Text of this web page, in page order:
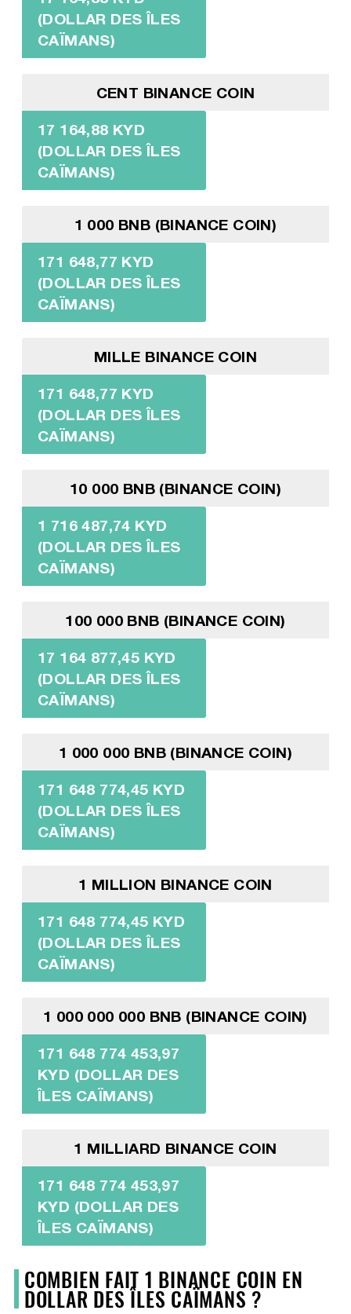
(DOLLAR DES ÎLES
CAÏMANS)
CENT BINANCE COIN
17 164,88 KYD
(DOLLAR DES ÎLES
CAÏMANS)
1 000 BNB (BINANCE COIN)
171 648,77 KYD
(DOLLAR DES ÎLES
CAÏMANS)
MILLE BINANCE COIN
171 648,77 KYD
(DOLLAR DES ÎLES
CAÏMANS)
10 000 BNB (BINANCE COIN)
1 716 487,74 KYD
(DOLLAR DES ÎLES
CAÏMANS)
100 000 BNB (BINANCE COIN)
17 164 877,45 KYD
(DOLLAR DES ÎLES
CAÏMANS)
1 000 000 BNB (BINANCE COIN)
171 648 774,45 KYD
(DOLLAR DES ÎLES
CAÏMANS)
1 MILLION BINANCE COIN
171 648 774,45 KYD
(DOLLAR DES ÎLES
CAÏMANS)
1 000 000 000 BNB (BINANCE COIN)
171 648 774 453,97
KYD (DOLLAR DES
ÎLES CAÏMANS)
1 MILLIARD BINANCE COIN
171 648 774 453,97
KYD (DOLLAR DES
ÎLES CAÏMANS)
COMBIEN FAIT 1 BINANCE COIN EN
DOLLAR DES ÎLES CAÏMANS ?